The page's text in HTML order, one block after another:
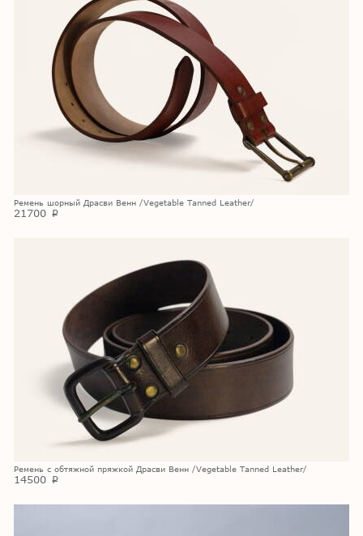
Ремень шорный Драсви Венн /Vegetable Tanned Leather/
21700 p
Ремень с обтяжной пряжкой Драсви Венн /Vegetable Tanned Leather/
14500 p